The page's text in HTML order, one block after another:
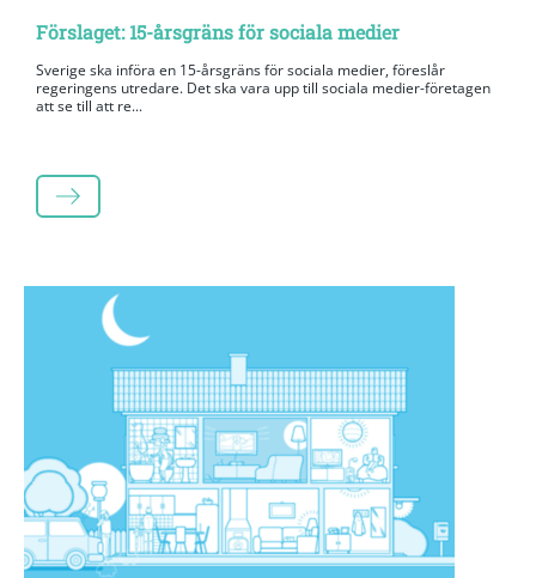
Förslaget: 15-årsgräns för sociala medier
Sverige ska införa en 15-årsgräns för sociala medier, föreslår
regeringens utredare. Det ska vara upp till sociala medier-företagen
att se till att re...
LÄS MER